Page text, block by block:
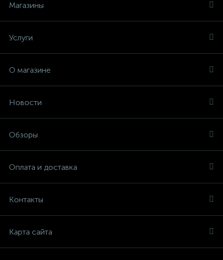
Магазины
Услуги
О магазине
Новости
Обзоры
Оплата и доставка
Контакты
Карта сайта